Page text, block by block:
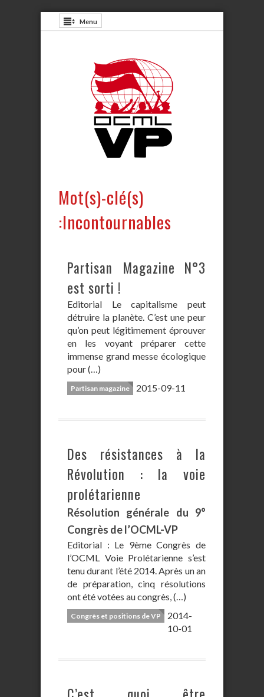
Menu
Mot(s)-clé(s)
:Incontournables
Partisan Magazine N°3
est sorti !
Editorial Le capitalisme peut
détruire la planète. C’est une peur
qu’on peut légitimement éprouver
en les voyant préparer cette
immense grand messe écologique
pour (…)
Partisan magazine 2015-09-11
Des résistances à la
Révolution : la voie
prolétarienne
Résolution générale du 9°
Congrès de l’OCML-VP
Editorial : Le 9ème Congrès de
l’OCML Voie Prolétarienne s’est
tenu durant l’été 2014. Après un an
de préparation, cinq résolutions
ont été votées au congrès, (…)
Congrès et positions de VP
2014-
10-01